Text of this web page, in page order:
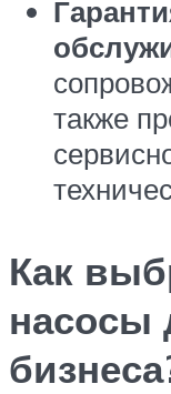
также
Как
насосы